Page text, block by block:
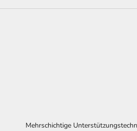
Mehrschichtige